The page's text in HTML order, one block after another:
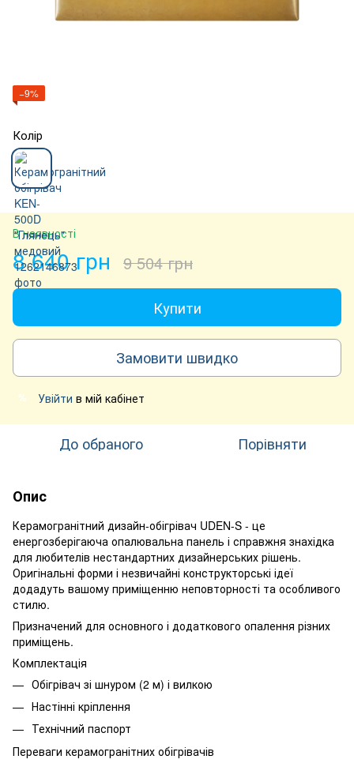
−9%
Колір
В наявності
8 640 грн 9 504 грн
Купити
Замовити швидко
% Увійти в мій кабінет
До обраного Порівняти
Опис
Керамогранітний дизайн-обігрівач UDEN-S - це
енергозберігаюча опалювальна панель і справжня знахідка
для любителів нестандартних дизайнерських рішень.
Оригінальні форми і незвичайні конструкторські ідеї
додадуть вашому приміщенню неповторності та особливого
стилю.
Призначений для основного і додаткового опалення різних
приміщень.
Комплектація
Обігрівач зі шнуром (2 м) і вилкою
Настінні кріплення
Технічний паспорт
Переваги керамогранітних обігрівачів